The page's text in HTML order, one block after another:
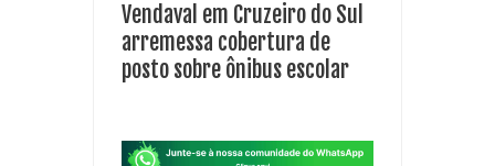
Vendaval em Cruzeiro do Sul
arremessa cobertura de
posto sobre ônibus escolar